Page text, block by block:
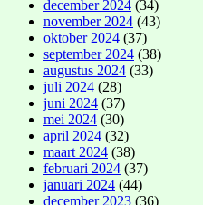
december 2024 (34)
november 2024 (43)
oktober 2024 (37)
september 2024 (38)
augustus 2024 (33)
juli 2024 (28)
juni 2024 (37)
mei 2024 (30)
april 2024 (32)
maart 2024 (38)
februari 2024 (37)
januari 2024 (44)
december 2023 (36)